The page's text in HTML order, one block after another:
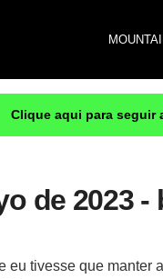
Clique aqui para seguir
de 2023
eu tivesse que manter